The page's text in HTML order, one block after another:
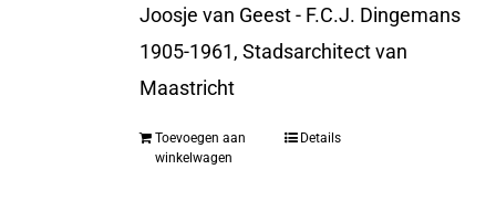
Joosje van Geest - F.C.J. Dingemans
1905-1961, Stadsarchitect van
Maastricht
Toevoegen aan
winkelwagen
Details